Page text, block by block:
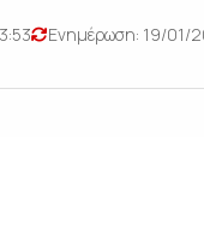
Ενημέρωση: 19/01/